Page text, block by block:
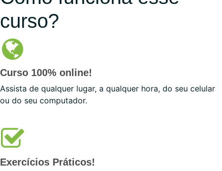
curso?
Curso 100% online!
Assista de qualquer lugar, a qualquer hora, do seu celular
ou do seu computador.
Exercícios Práticos!